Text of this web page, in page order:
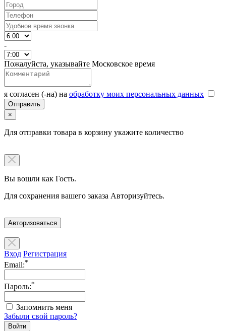
-
Пожалуйста, указывайте Московское время
я согласен (-на) на обработку моих персональных данных
×
Для отправки товара в корзину укажите количество
Вы вошли как Гость.
Для сохранения вашего заказа Авторизуйтесь.
Авторизоваться
Вход Регистрация
Email:*
Пароль:*
Запомнить меня
Забыли свой пароль?